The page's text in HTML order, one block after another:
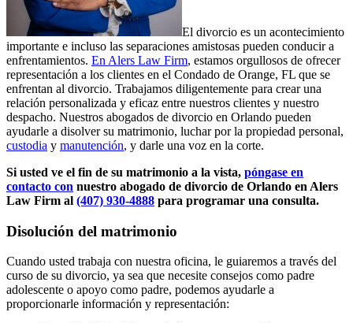
El divorcio es un acontecimiento
importante e incluso las separaciones amistosas pueden conducir a
enfrentamientos. En Alers Law Firm, estamos orgullosos de ofrecer
representación a los clientes en el Condado de Orange, FL que se
enfrentan al divorcio. Trabajamos diligentemente para crear una
relación personalizada y eficaz entre nuestros clientes y nuestro
despacho. Nuestros abogados de divorcio en Orlando pueden
ayudarle a disolver su matrimonio, luchar por la propiedad personal,
custodia y manutención, y darle una voz en la corte.
Si usted ve el fin de su matrimonio a la vista, póngase en
contacto con nuestro abogado de divorcio de Orlando en Alers
Law Firm al (407) 930-4888 para programar una consulta.
Disolución del matrimonio
Cuando usted trabaja con nuestra oficina, le guiaremos a través del
curso de su divorcio, ya sea que necesite consejos como padre
adolescente o apoyo como padre, podemos ayudarle a
proporcionarle información y representación: